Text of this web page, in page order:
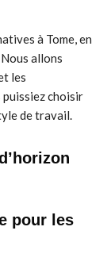
à Tome, en
allons
les
puissiez choisir
de travail.
pour les